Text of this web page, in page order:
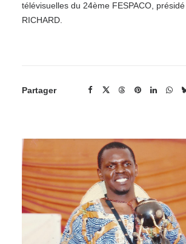
télévisuelles du 24ème FESPACO,
RICHARD.
Partager